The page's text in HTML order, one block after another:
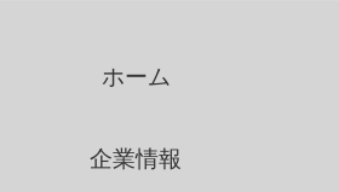
ホーム
企業情報